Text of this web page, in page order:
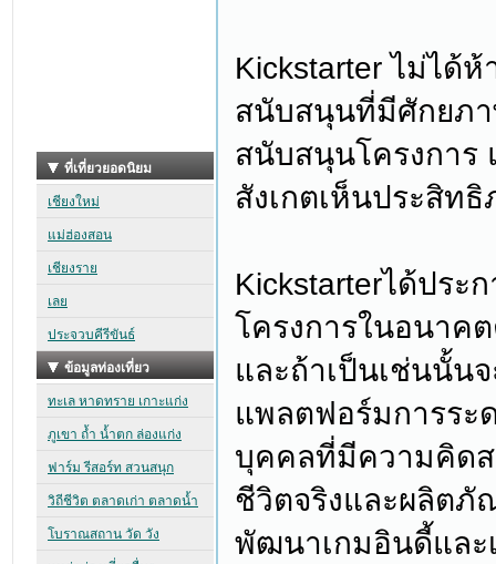
Kickstarter ไม่ได้
สนับสนุนที่มีศักยภ
สนับสนุนโครงการ
สังเกตเห็นประสิท
Kickstarterได้ประ
โครงการในอนาค
และถ้าเป็นเช่นนั้น
แพลตฟอร์มการร
บุคคลที่มีความคิดส
ชีวิตจริงและผลิตภั
พัฒนาเกมอินดี้และ